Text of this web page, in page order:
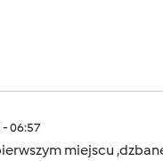
06:57
miejscu